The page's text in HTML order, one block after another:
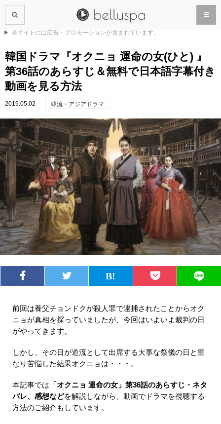
当サイトには広告・プロモーションが含まれています。
韓国ドラマ『オクニョ 運命の女(ひと) 』
第36話のあらすじ＆無料で日本語字幕付き
動画を見る方法
2019.05.02 韓流・アジアドラマ
前回は養父チョンドクが殺人罪で逮捕されたことからオク
ニョが真相を探っていましたが、今回はいよいよ裁判の日
がやってきます。
しかし、その日が道流として出席する大事な祭儀の日と重
なり苦悩した結果オクニョは・・・。
本記事では 「オクニョ 運命の女」第36話のあらすじ・ネタ
バレ、感想などを解説しながら、動画でドラマを視聴する
方法のご紹介もしています。